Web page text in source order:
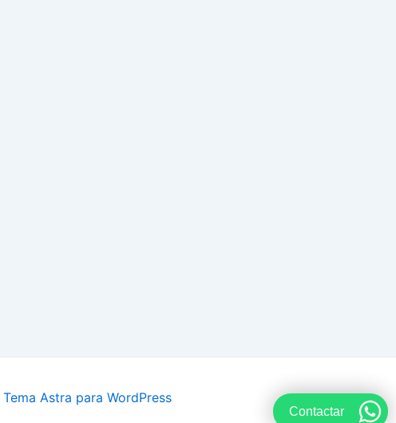
Tema Astra para WordPress
Contactar